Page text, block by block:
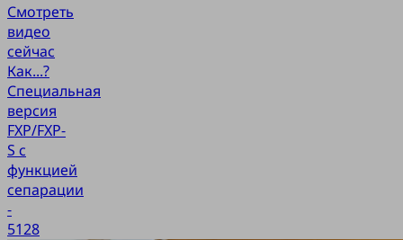
Смотреть
видео
сейчас
Как...?
Специальная
версия
FXP/FXP-
S с
функцией
сепарации
-
5128